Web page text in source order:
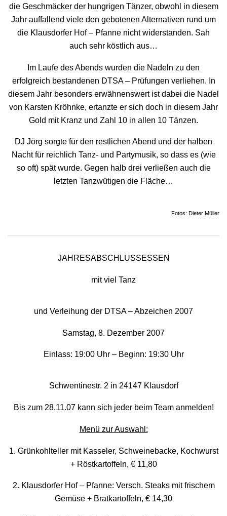
die Geschmäcker der hungrigen Tänzer, obwohl in diesem
Jahr auffallend viele den gebotenen Alternativen rund um
die Klausdorfer Hof – Pfanne nicht widerstanden. Sah
auch sehr köstlich aus…
Im Laufe des Abends wurden die Nadeln zu den
erfolgreich bestandenen DTSA – Prüfungen verliehen. In
diesem Jahr besonders erwähnenswert ist dabei die Nadel
von Karsten Kröhnke, ertanzte er sich doch in diesem Jahr
Gold mit Kranz und Zahl 10 in allen 10 Tänzen.
DJ Jörg sorgte für den restlichen Abend und der halben
Nacht für reichlich Tanz- und Partymusik, so dass es (wie
so oft) spät wurde. Gegen halb drei verließen auch die
letzten Tanzwütigen die Fläche…
Fotos: Dieter Müller
JAHRESABSCHLUSSESSEN
mit viel Tanz
und Verleihung der DTSA – Abzeichen 2007
Samstag, 8. Dezember 2007
Einlass: 19:00 Uhr – Beginn: 19:30 Uhr
Schwentinestr. 2 in 24147 Klausdorf
Bis zum 28.11.07 kann sich jeder beim Team anmelden!
Menü zur Auswahl:
1. Grünkohlteller mit Kasseler, Schweinebacke, Kochwurst
+ Röstkartoffeln, € 11,80
2. Klausdorfer Hof – Pfanne: Versch. Steaks mit frischem
Gemüse + Bratkartoffeln, € 14,30